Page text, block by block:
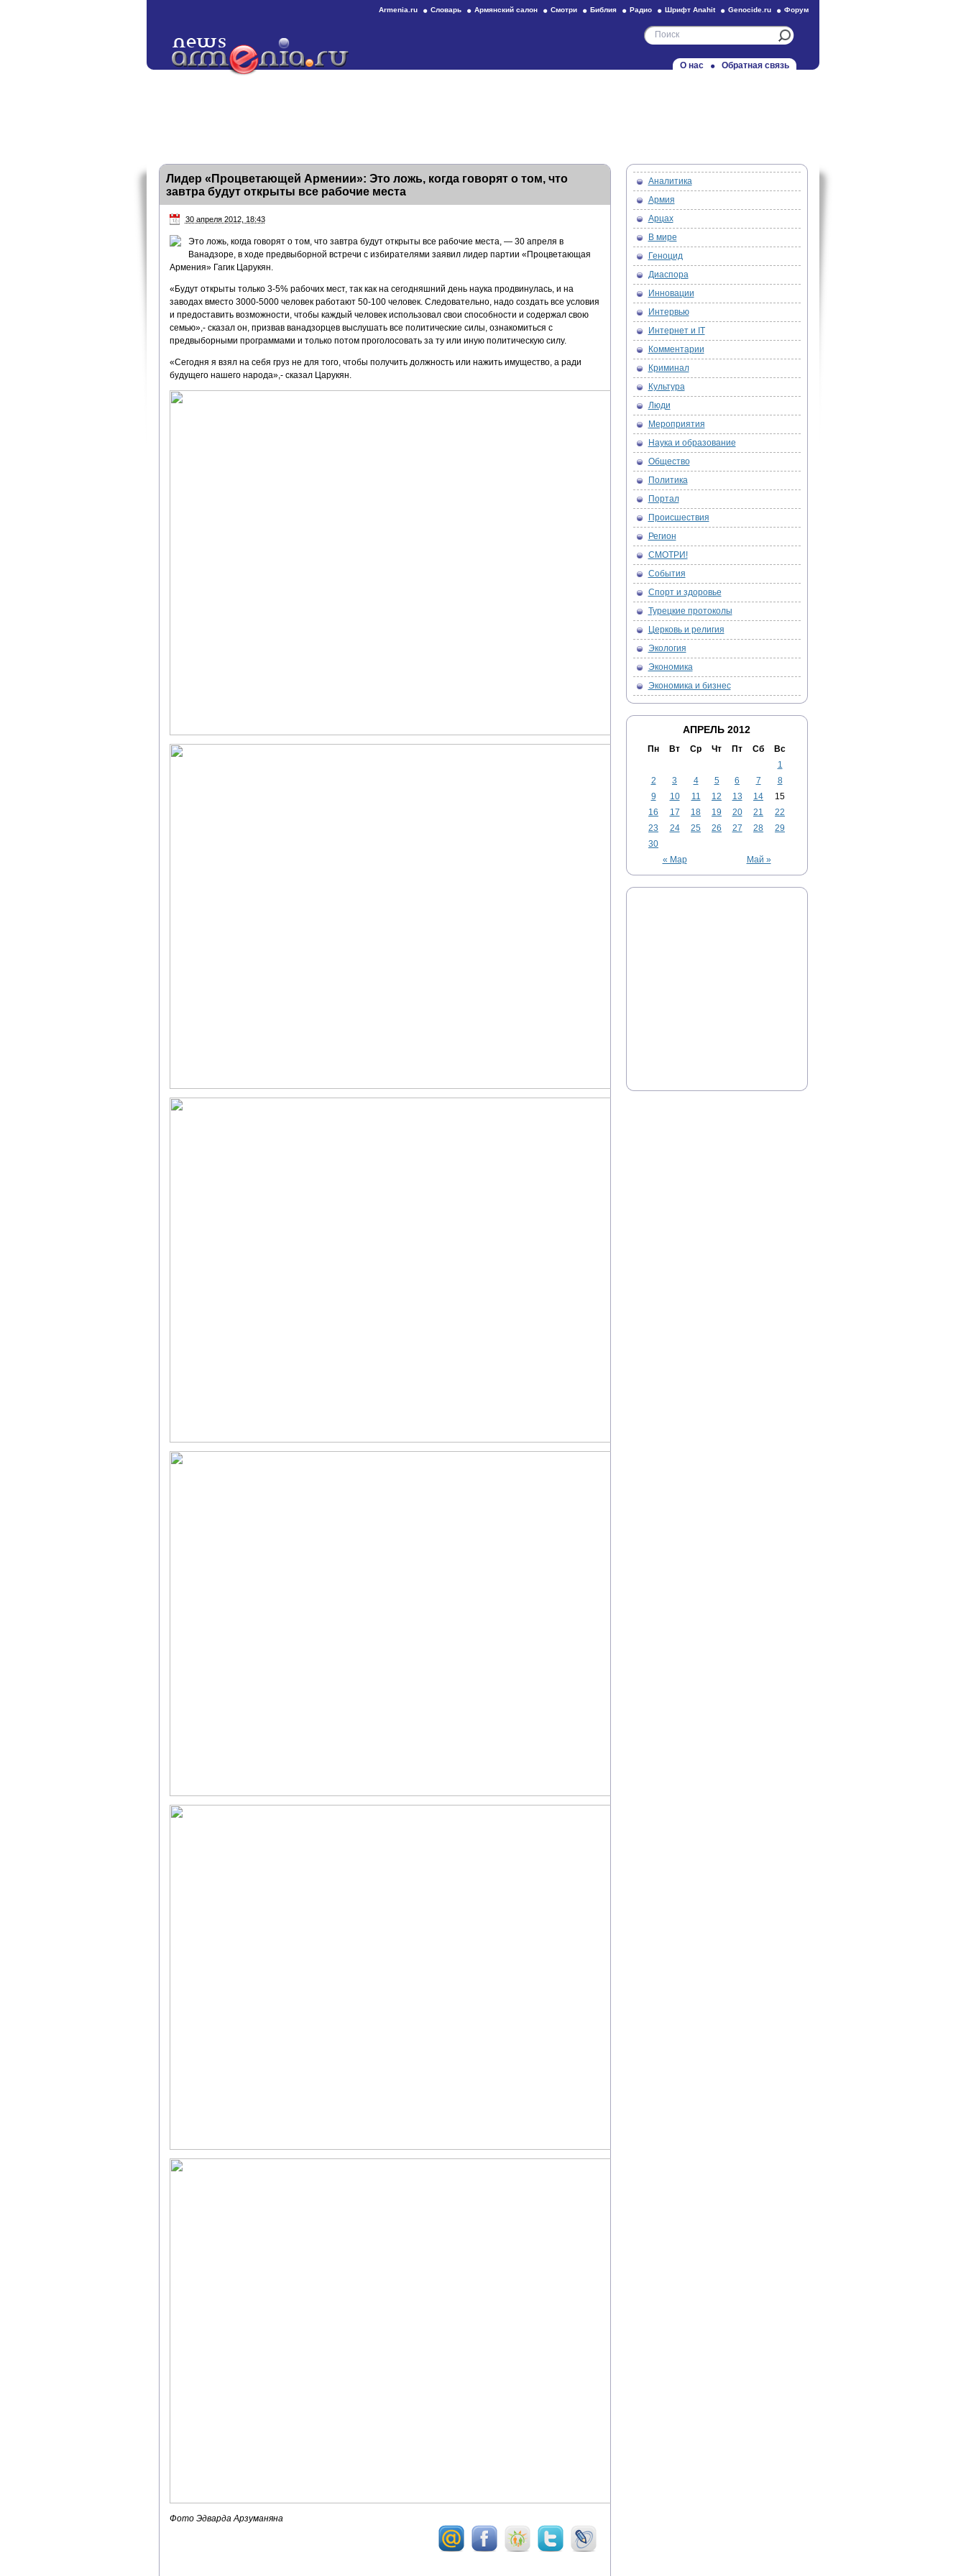
Armenia.ru Словарь Армянский салон Смотри Библия Радио Шрифт Anahit Genocide.ru Форум
О нас Обратная связь
Лидер «Процветающей Армении»: Это ложь, когда говорят о том, что
завтра будут открыты все рабочие места
30 апреля 2012, 18:43
Это ложь, когда говорят о том, что завтра будут открыты все рабочие места, — 30 апреля в
Ванадзоре, в ходе предвыборной встречи с избирателями заявил лидер партии «Процветающая
Армения» Гагик Царукян.
«Будут открыты только 3-5% рабочих мест, так как на сегодняшний день наука продвинулась, и на
заводах вместо 3000-5000 человек работают 50-100 человек. Следовательно, надо создать все условия
и предоставить возможности, чтобы каждый человек использовал свои способности и содержал свою
семью»,- сказал он, призвав ванадзорцев выслушать все политические силы, ознакомиться с
предвыборными программами и только потом проголосовать за ту или иную политическую силу.
«Сегодня я взял на себя груз не для того, чтобы получить должность или нажить имущество, а ради
будущего нашего народа»,- сказал Царукян.
Фото Эдварда Арзуманяна
Аналитика
Армия
Арцах
В мире
Геноцид
Диаспора
Инновации
Интервью
Интернет и IT
Комментарии
Криминал
Культура
Люди
Мероприятия
Наука и образование
Общество
Политика
Портал
Происшествия
Регион
СМОТРИ!
События
Спорт и здоровье
Турецкие протоколы
Церковь и религия
Экология
Экономика
Экономика и бизнес
АПРЕЛЬ 2012
Пн Вт Ср Чт Пт Сб Вс
« Мар Май »
1
2
3 4 5 6 7
8
9
10 11 12 13 14
15
16
17 18 19 20 21
22
23
24 25 26 27 28
29
30